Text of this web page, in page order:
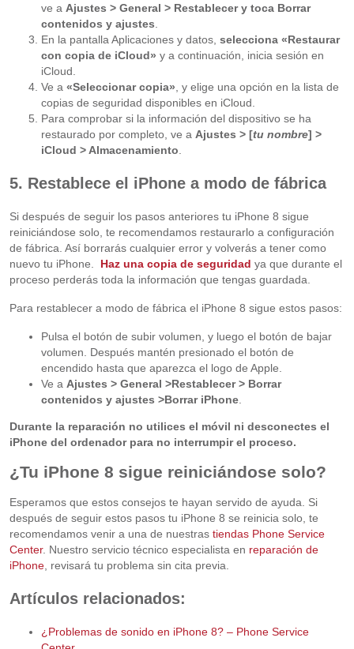
ve a Ajustes > General > Restablecer y toca Borrar
contenidos y ajustes
En la pantalla Aplicaciones y datos, selecciona «Restaurar
con copia de iCloud» y a continuación, inicia sesión en
iCloud.
Ve a «Seleccionar copia» , y elige una opción en la lista de
copias de seguridad disponibles en iCloud.
Para comprobar si la información del dispositivo se ha
restaurado por completo, ve a Ajustes > [tu nombre] >
iCloud > Almacenamiento
5. Restablece el iPhone a modo de fábrica
Si después de seguir los pasos anteriores tu iPhone 8 sigue
reiniciándose solo, te recomendamos restaurarlo a configuración
de fábrica. Así borrarás cualquier error y volverás a tener como
nuevo tu iPhone. Haz una copia de seguridad ya que durante el
proceso perderás toda la información que tengas guardada.
Para restablecer a modo de fábrica el iPhone 8 sigue estos pasos:
Pulsa el botón de subir volumen, y luego el botón de bajar
volumen. Después mantén presionado el botón de
encendido hasta que aparezca el logo de Apple.
Ve a Ajustes > General >Restablecer > Borrar
contenidos y ajustes >Borrar iPhone.
Durante la reparación no utilices el móvil ni desconectes el
iPhone del ordenador para no interrumpir el proceso.
¿Tu iPhone 8 sigue reiniciándose solo?
Esperamos que estos consejos te hayan servido de ayuda. Si
después de seguir estos pasos tu iPhone 8 se reinicia solo, te
recomendamos venir a una de nuestras tiendas Phone Service
Center. Nuestro servicio técnico especialista en reparación de
iPhone, revisará tu problema sin cita previa.
Artículos relacionados:
¿Problemas de sonido en iPhone 8? – Phone Service